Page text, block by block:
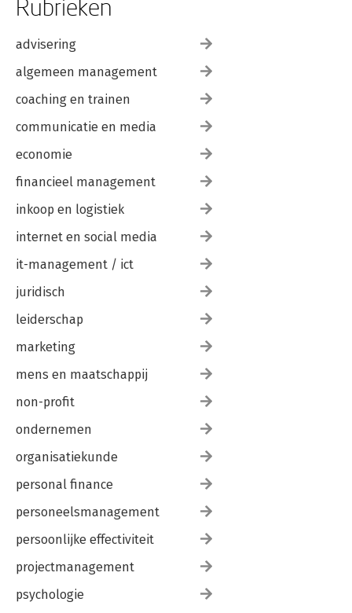
Rubrieken
advisering
algemeen management
coaching en trainen
communicatie en media
economie
financieel management
inkoop en logistiek
internet en social media
it-management / ict
juridisch
leiderschap
marketing
mens en maatschappij
non-profit
ondernemen
organisatiekunde
personal finance
personeelsmanagement
persoonlijke effectiviteit
projectmanagement
psychologie